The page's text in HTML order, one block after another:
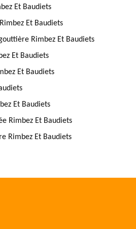
Et Baudiets
Et Baudiets
Rimbez Et Baudiets
Et Baudiets
Et Baudiets
Et Baudiets
Rimbez Et Baudiets
Rimbez Et Baudiets